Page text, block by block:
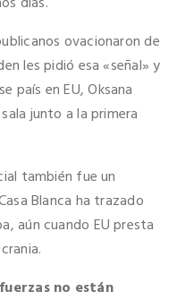
ovacionaron de
les pidió esa «señal» y
país en EU, Oksana
junto a la primera
también fue un
Blanca ha trazado
aún cuando EU presta
no están